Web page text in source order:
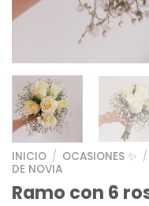
INICIO / OCASIONES ✨ /
DE NOVIA
Ramo con 6